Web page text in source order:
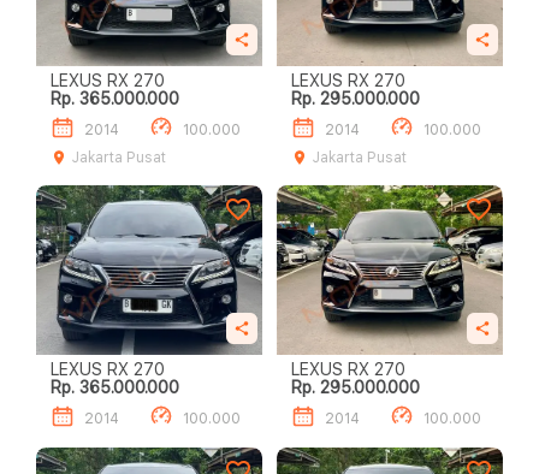
LEXUS RX 270
Rp. 365.000.000
2014
100.000
Jakarta Pusat
LEXUS RX 270
Rp. 295.000.000
2014
100.000
Jakarta Pusat
LEXUS RX 270
Rp. 365.000.000
2014 100.000
LEXUS RX 270
Rp. 295.000.000
2014 100.000